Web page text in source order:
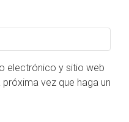
electrónico y sitio web
vez que haga un